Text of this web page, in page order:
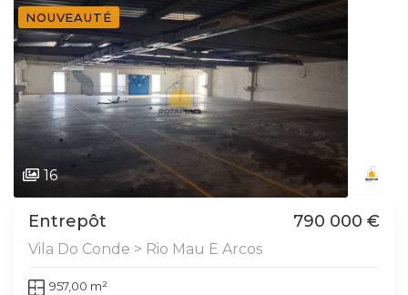
NOUVEAUTÉ
16
Entrepôt 790 000 €
Vila Do Conde > Rio Mau E Arcos
957,00 m²